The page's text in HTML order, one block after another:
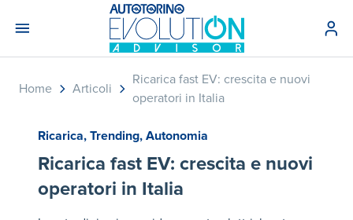
Home Articoli
Ricarica fast EV: crescita e nuovi
operatori in Italia
Ricarica, Trending, Autonomia
Ricarica fast EV: crescita e nuovi
operatori in Italia